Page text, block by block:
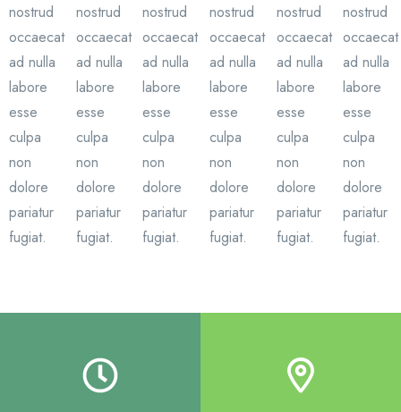
nostrud
occaecat
ad nulla
labore
esse
culpa
non
dolore
pariatur
fugiat.
nostrud
occaecat
ad nulla
labore
esse
culpa
non
dolore
pariatur
fugiat.
nostrud
occaecat
ad nulla
labore
esse
culpa
non
dolore
pariatur
fugiat.
nostrud
occaecat
ad nulla
labore
esse
culpa
non
dolore
pariatur
fugiat.
nostrud
occaecat
ad nulla
labore
esse
culpa
non
dolore
pariatur
fugiat.
nostrud
occaecat
ad nulla
labore
esse
culpa
non
dolore
pariatur
fugiat.